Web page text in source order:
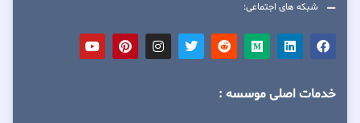
شبکه های اجتماعی:
خدمات اصلی موسسه :